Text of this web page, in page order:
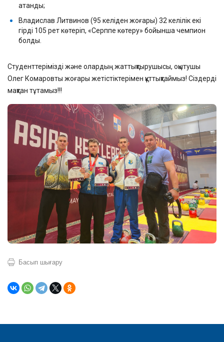
атанды;
Владислав Литвинов (95 келіден жоғары) 32 келілік екі
гірді 105 рет көтеріп, «Серппе көтеру» бойынша чемпион
болды.
Студенттерімізді және олардың жаттықтырушысы, оқытушы
Олег Комаровты жоғары жетістіктерімен құттықтаймыз! Сіздерді
мақтан тұтамыз!!!
Басып шығару